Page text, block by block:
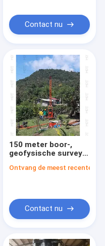
Contact nu
150 meter boor-,
geofysische survey-
SPT- en
Ontvang de meest recente
Contact nu